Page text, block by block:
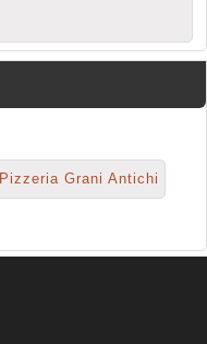
Pizzeria Grani Antichi